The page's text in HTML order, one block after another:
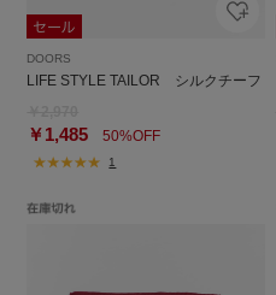
DOORS
LIFE STYLE TAILOR シルクチーフ
￥1,485 50%OFF
1